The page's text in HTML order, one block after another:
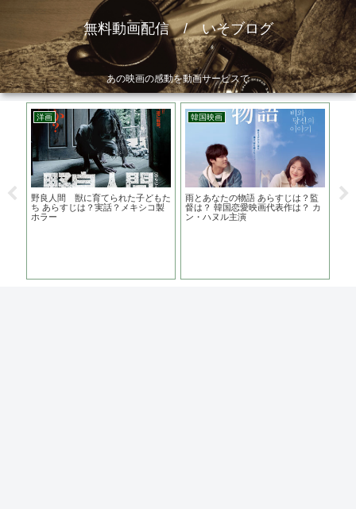
無料動画配信 / いそブログ
あの映画の感動を動画サービスで
ケ
洋画
野良人間 獣に育てられた子どもた
ち あらすじは？実話？メキシコ製
ホラー
韓国映画
雨とあなたの物語 あらすじは？監
督は？ 韓国恋愛映画代表作は？ カ
ン・ハヌル主演
ミ